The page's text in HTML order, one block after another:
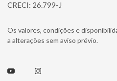
CRECI: 26.799-J
Os valores, condições e
a alterações sem aviso prévio.
Youtube Instagram